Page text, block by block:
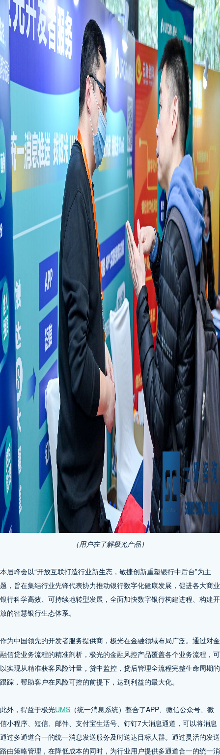
（用户在了解极光产品）
本届峰会以“开放互联打造行业新生态，敏捷创新重塑银行中后台”为主
题，旨在集结行业先锋代表协力推动银行数字化健康发展，促进各大商业
银行科学高效、可持续地转型发展，全面加快数字银行构建进程、构建开
放的智慧银行生态体系。
作为中国领先的开发者服务提供商，极光在金融领域布局广泛。通过对金
融信贷业务流程的精准剖析，极光的金融风控产品覆盖各个业务流程，可
以实现从精准获客风险计量，贷中监控，贷后管理全流程完整生命周期的
跟踪，帮助客户在风险可控的前提下，达到利益的最大化。
此外，得益于极光UMS （统一消息系统）整合了APP、微信公众号、微
信小程序、短信、邮件、支付宝生活号、钉钉7大消息通道，可以将消息
通过多通道合一的统一消息发送服务及时送达目标人群。通过灵活的发送
路由策略管理，在降低成本的同时，为行业用户提供多通道合一的统一消